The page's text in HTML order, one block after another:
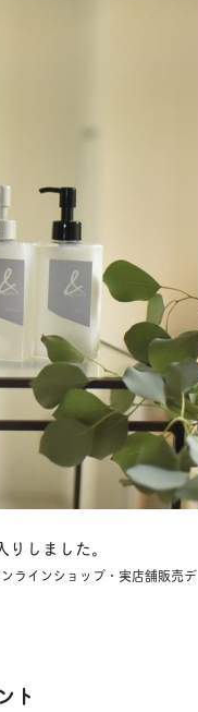
りしました。
ラインショップ・実店舗販売デ
ト